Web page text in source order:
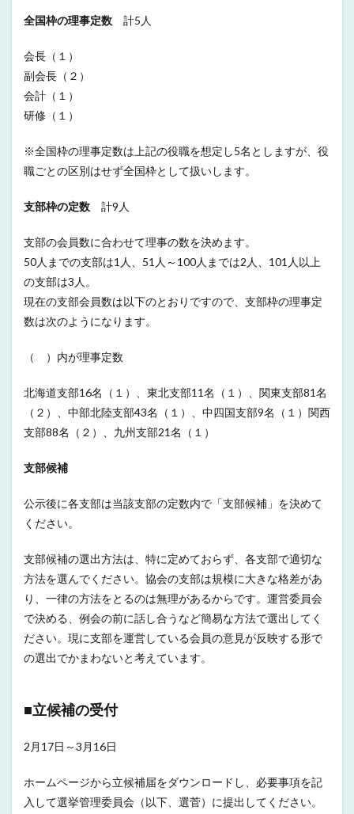
全国枠の理事定数 計5人
会長（１）
副会長（２）
会計（１）
研修（１）
※全国枠の理事定数は上記の役職を想定し5名としますが、役
職ごとの区別はせず全国枠として扱いします。
支部枠の定数 計9人
支部の会員数に合わせて理事の数を決めます。
50人までの支部は1人、51人～100人までは2人、101人以上
の支部は3人。
現在の支部会員数は以下のとおりですので、支部枠の理事定
数は次のようになります。
（ ）内が理事定数
北海道支部16名（１）、東北支部11名（１）、関東支部81名
（２）、中部北陸支部43名（１）、中四国支部9名（１）関西
支部88名（２）、九州支部21名（１）
支部候補
公示後に各支部は当該支部の定数内で「支部候補」を決めて
ください。
支部候補の選出方法は、特に定めておらず、各支部で適切な
方法を選んでください。協会の支部は規模に大きな格差があ
り、一律の方法をとるのは無理があるからです。運営委員会
で決める、例会の前に話し合うなど簡易な方法で選出してく
ださい。現に支部を運営している会員の意見が反映する形で
の選出でかまわないと考えています。
■立候補の受付
2月17日～3月16日
ホームページから立候補届をダウンロードし、必要事項を記
入して選挙管理委員会（以下、選菅）に提出してください。